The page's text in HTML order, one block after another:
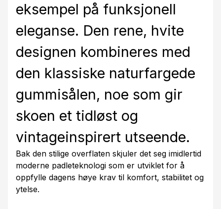
eksempel på funksjonell
eleganse. Den rene, hvite
designen kombineres med
den klassiske naturfargede
gummisålen, noe som gir
skoen et tidløst og
vintageinspirert utseende.
Bak den stilige overflaten skjuler det seg imidlertid
moderne padleteknologi som er utviklet for å
oppfylle dagens høye krav til komfort, stabilitet og
ytelse.